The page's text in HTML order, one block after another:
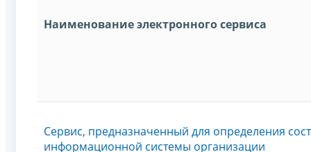
Наименование электронного сервиса
Сервис, предназначенный для определения
информационной системы организации